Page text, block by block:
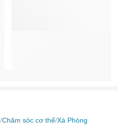
Chăm sóc cơ thể Xà Phòng